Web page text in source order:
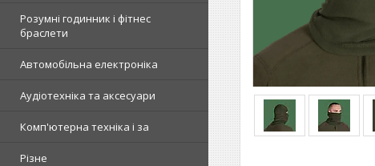
Розумні годинник і фітнес
браслети
Автомобільна електроніка
Аудіотехніка та аксесуари
Комп'ютерна техніка і за
Різне